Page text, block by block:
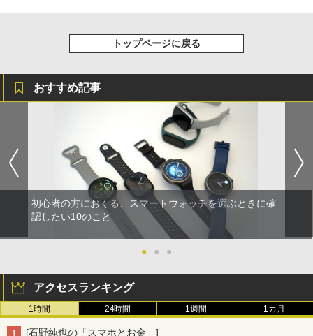
トップページに戻る
おすすめ記事
初心者の方におくる、スマートウォッチを選ぶときに確
認したい10のこと
● ● ●
アクセスランキング
1時間 24時間 1週間 1カ月
[石野純也の「スマホとお金」]